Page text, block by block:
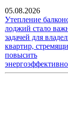
05.08.2026
Утепление
лоджий стало
задачей для
квартир,
повысить